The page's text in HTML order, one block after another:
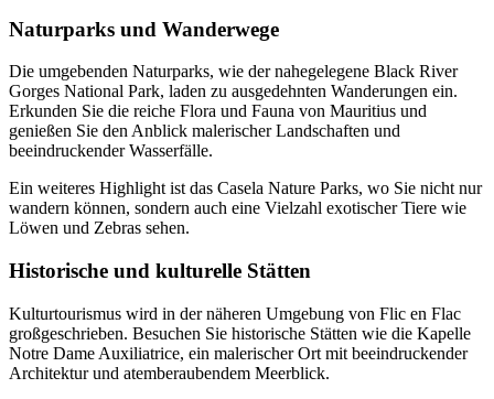
Naturparks und Wanderwege
Die umgebenden Naturparks, wie der nahegelegene Black River
Gorges National Park, laden zu ausgedehnten Wanderungen ein.
Erkunden Sie die reiche Flora und Fauna von Mauritius und
genießen Sie den Anblick malerischer Landschaften und
beeindruckender Wasserfälle.
Ein weiteres Highlight ist das Casela Nature Parks, wo Sie nicht nur
wandern können, sondern auch eine Vielzahl exotischer Tiere wie
Löwen und Zebras sehen.
Historische und kulturelle Stätten
Kulturtourismus wird in der näheren Umgebung von Flic en Flac
großgeschrieben. Besuchen Sie historische Stätten wie die Kapelle
Notre Dame Auxiliatrice, ein malerischer Ort mit beeindruckender
Architektur und atemberaubendem Meerblick.